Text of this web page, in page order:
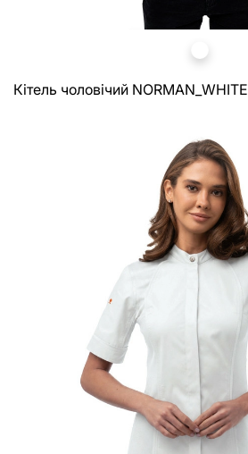
Кітель чоловічий NORMAN_WHITE